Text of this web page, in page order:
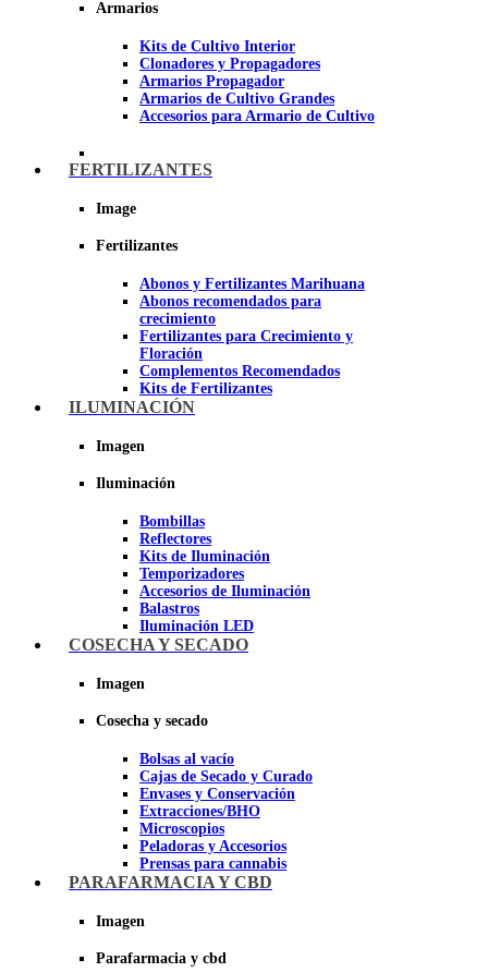
Armarios
Kits de Cultivo Interior
Clonadores y Propagadores
Armarios Propagador
Armarios de Cultivo Grandes
Accesorios para Armario de Cultivo
FERTILIZANTES
Image
Fertilizantes
Abonos y Fertilizantes Marihuana
Abonos recomendados para
crecimiento
Fertilizantes para Crecimiento y
Floración
Complementos Recomendados
Kits de Fertilizantes
ILUMINACIÓN
Imagen
Iluminación
Bombillas
Reflectores
Kits de Iluminación
Temporizadores
Accesorios de Iluminación
Balastros
Iluminación LED
Iluminación LEC
COSECHA Y SECADO
Imagen
Cosecha y secado
Bolsas al vacío
Cajas de Secado y Curado
Envases y Conservación
Extracciones/BHO
Microscopios
Peladoras y Accesorios
Prensas para cannabis
Secadores de cogollos
PARAFARMACIA Y CBD
Imagen
Parafarmacia y cbd